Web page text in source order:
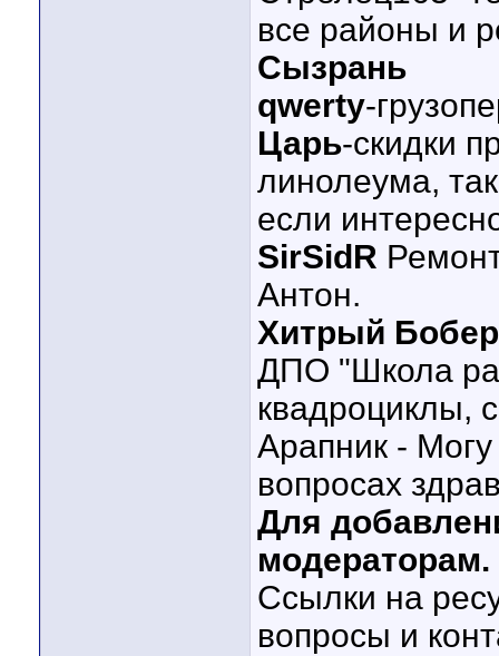
все районы и
Сызрань
qwerty-
Царь-скидки
линолеума,
если
SirSidR
Антон.
Хитрый Бобер
ДПО "Школа
квадроциклы,
Арапник -
вопросах
Для
модераторам.
Ссылки на
вопросы и